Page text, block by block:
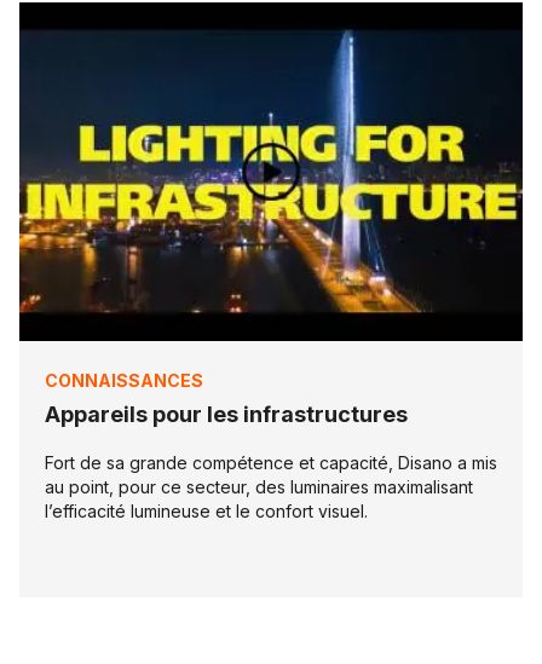
CONNAISSANCES
Appareils pour les infrastructures
Fort de sa grande compétence et capacité, Disano a mis
au point, pour ce secteur, des luminaires maximalisant
l’efficacité lumineuse et le confort visuel.